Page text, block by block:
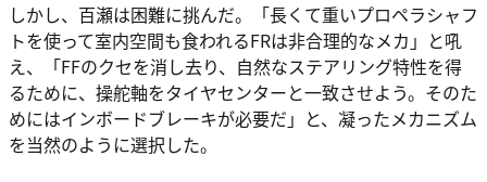
しかし、百瀬は困難に挑んだ。「長くて重いプロペラシャフ
トを使って室内空間も食われるFRは非合理的なメカ」と吼
え、「FFのクセを消し去り、自然なステアリング特性を得
るために、操舵軸をタイヤセンターと一致させよう。そのた
めにはインボードブレーキが必要だ」と、凝ったメカニズム
を当然のように選択した。